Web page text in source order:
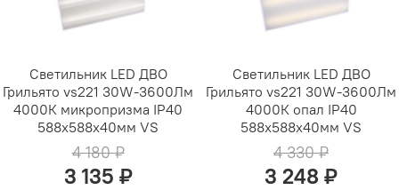
Светильник LED ДВО
Грильято vs221 30W-3600Лм
4000К микропризма IP40
588х588х40мм VS
4 180 ₽
3 135 ₽
Светильник LED ДВО
Грильято vs221 30W-3600Лм
4000К опал IP40
588х588х40мм VS
4 330 ₽
3 248 ₽